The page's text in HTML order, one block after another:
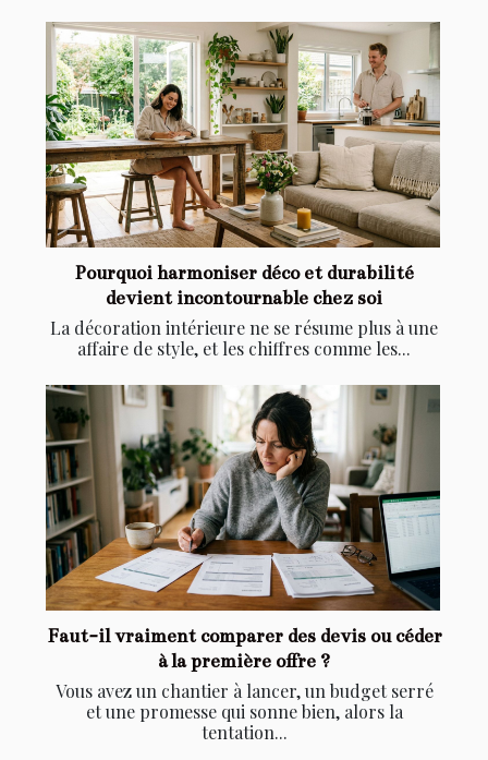
Pourquoi harmoniser déco et durabilité
devient incontournable chez soi
La décoration intérieure ne se résume plus à une
affaire de style, et les chiffres comme les...
Faut-il vraiment comparer des devis ou céder
à la première offre ?
Vous avez un chantier à lancer, un budget serré
et une promesse qui sonne bien, alors la
tentation...